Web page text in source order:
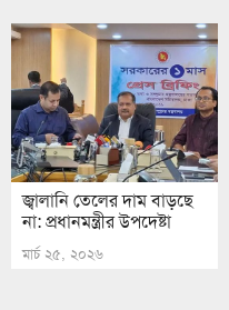
জ্বালানি তেলের দাম বাড়ছে
না: প্রধানমন্ত্রীর উপদেষ্টা
মার্চ ২৫, ২০২৬